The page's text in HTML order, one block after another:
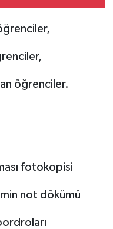
öğrenciler.
fotokopisi
not dökümü